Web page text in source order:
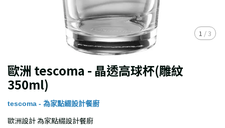
1 /3
歐洲 tescoma - 晶透高球杯(雕紋
350ml)
tescoma - 為家點綴設計餐廚
歐洲設計 為家點綴設計餐廚